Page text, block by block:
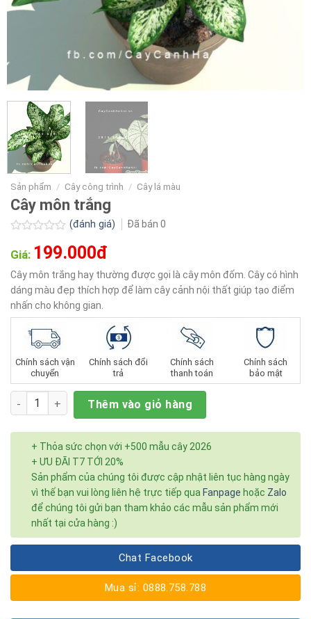
Sản phẩm / Cây công trình / Cây lá màu
Cây môn trắng
xếp
0.0
5
sao
(đánh giá) Đã bán 0
Giá: 199.000đ
Cây môn trắng hay thường được gọi là cây môn đốm. Cây có hình
dáng màu đẹp thích hợp để làm cây cảnh nội thất giúp tạo điểm
nhấn cho không gian.
Chính sách vận
chuyển
Chính sách đổi
trả
Chính sách
thanh toán
Chính sách
bảo mật
Số lượng Thêm vào giỏ hàng
+ Thỏa sức chọn với +500 mẫu cây 2026
+ ƯU ĐÃI T7 TỚI 20%
Sản phẩm của chúng tôi được cập nhật liên tục hàng ngày
vì thế bạn vui lòng liên hệ trực tiếp qua Fanpage hoặc Zalo
để chúng tôi gửi bạn tham khảo các mẫu sản phẩm mới
nhất tại cửa hàng :)
Chat Facebook
Mua sỉ: 0888.758.788